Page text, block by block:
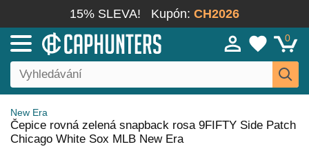
15% SLEVA! Kupón: CH2026
0
New Era
Čepice rovná zelená snapback rosa 9FIFTY Side Patch
Chicago White Sox MLB New Era